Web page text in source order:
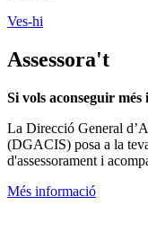
Ves-hi
Assessora't
Si vols aconseguir
La Direcció General
(DGACIS) posa a la
d'assessorament i
Més informació